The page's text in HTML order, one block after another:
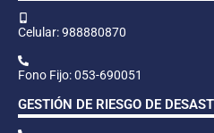
Celular: 988880870
Fono Fijo: 053-690051
GESTIÓN DE RIESGO DE